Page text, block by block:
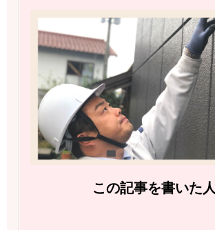
この記事を書いた人